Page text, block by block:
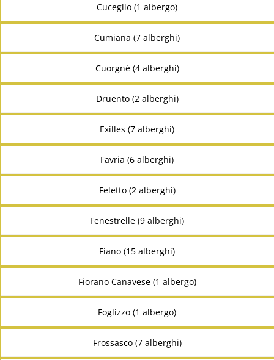
Cuceglio (1 albergo)
Cumiana (7 alberghi)
Cuorgnè (4 alberghi)
Druento (2 alberghi)
Exilles (7 alberghi)
Favria (6 alberghi)
Feletto (2 alberghi)
Fenestrelle (9 alberghi)
Fiano (15 alberghi)
Fiorano Canavese (1 albergo)
Foglizzo (1 albergo)
Frossasco (7 alberghi)